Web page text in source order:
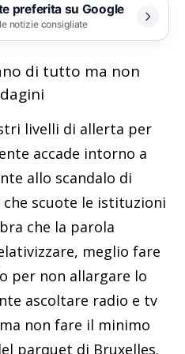
preferita su Google
notizie consigliate
di tutto ma non
livelli di allerta per
accade intorno a
allo scandalo di
scuote le istituzioni
che la parola
meglio fare
per non allargare lo
ascoltare radio e tv
non fare il minimo
parquet di Bruxelles.